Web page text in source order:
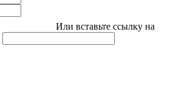
Или вставьте ссылку на